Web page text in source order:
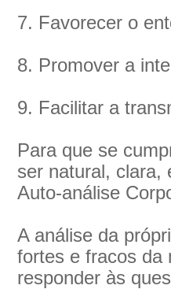
7. Favorecer o
8. Promover a
9. Facilitar a
Para que se
ser natural, clara,
Auto-análise
A análise da
fortes e fracos da
responder às